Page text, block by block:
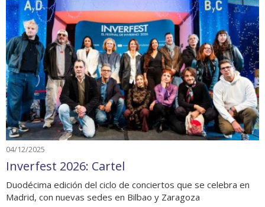
04/12/2025
Inverfest 2026: Cartel
Duodécima edición del ciclo de conciertos que se celebra en
Madrid, con nuevas sedes en Bilbao y Zaragoza